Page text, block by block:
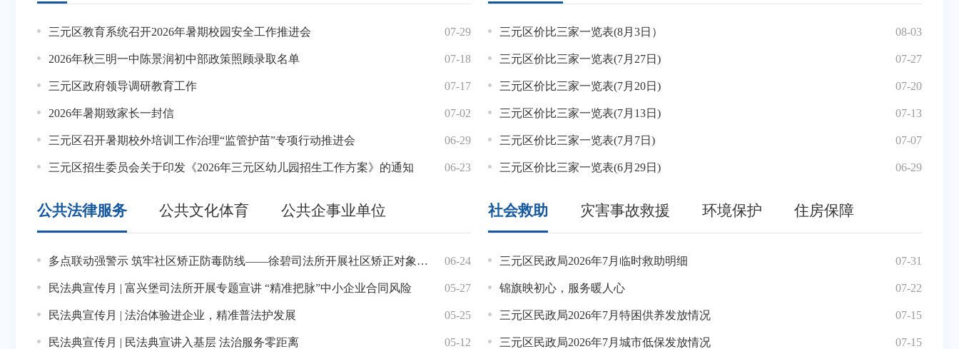
07-29
三元区教育系统召开2026年暑期校园安全工作推进会
07-18
2026年秋三明一中陈景润初中部政策照顾录取名单
07-17
三元区政府领导调研教育工作
07-02
2026年暑期致家长一封信
06-29
三元区召开暑期校外培训工作治理“监管护苗”专项行动推进会
06-23
三元区招生委员会关于印发《2026年三元区幼儿园招生工作方案》的通知
06-17
三明市三元区自然资源局关于区人大十届五次会议第043号代表建议办理情况的答复
06-13
三明市三元区自然资源局关于区人大十届五次会议第005号代表建议办理情况的答复
06-13
三明市三元区自然资源局关于区人大十届五次会议第004号代表建议办理情况的答复
06-13
三明市三元区自然资源局关于区人大十届五次会议第017号代表建议办理情况的答复
06-11
三元区工业和信息化局关于区政协九届五次会议第20262015号委员提案办理情况的答复
06-11
三元区工业和信息化局关于区政协九届五次会议第20262017号委员提案办理情况的答复
福建省
福建省
福建省流
三元区
福建省
三元区
08-03
转发《福建省人力资源和社会保障厅 福建省财政厅 国家税务总局福建省税务局关于明确2026年工伤保险缴费基数上下限的通知》
07-22
三元区杜鹃新村9幢105室公告
07-20
转发《福建省人力资源和社会保障厅关于印发福建省大规模职业技能提升培训行动实施方案》的政策解读
06-22
三元区沪明新村219栋1号公告
06-05
三元区红十字会2025年捐赠审计报告
06-05
三元区岩前镇白叶坑村博爱家园项目专项审计报告
08-03
三元区价比三家一览表(8月3日）
07-27
三元区价比三家一览表(7月27日)
07-20
三元区价比三家一览表(7月20日)
07-13
三元区价比三家一览表(7月13日)
07-07
三元区价比三家一览表(7月7日)
06-29
三元区价比三家一览表(6月29日)
公共法律服务 公共文化体育 公共企事业单位
06-24
多点联动强警示 筑牢社区矫正防毒防线——徐碧司法所开展社区矫正对象集中点验暨禁毒主题教育活动
05-27
民法典宣传月 | 富兴堡司法所开展专题宣讲 “精准把脉”中小企业合同风险
05-25
民法典宣传月 | 法治体验进企业，精准普法护发展
05-12
民法典宣传月 | 民法典宣讲入基层 法治服务零距离
06-30
三元非遗 燃动绿茵
06-18
三元区文旅局召开经营性游泳场所安全生产会议暨溺水应急演练
03-04
三元区文体和旅游局关于拟认定公布第四次全国文物普查中第二批新发现不可移动文物名录的公示
02-24
三明过年，马上有福｜非遗嘉年华热闹启幕，三明年味“潮”起来！
元国资
2026年
2026年
元国资
社会救助 灾害事故救援 环境保护 住房保障
06-10
转发三明市住房和城乡建设局、三明市财政局关于印发《三明市三元区公共租赁住房租金减免暂行办法》的通知
06-03
转发福建省财政厅、福建省住房和城乡建设厅关于下达2026年中央财政农村危房改造补助资金预算的通知（闽财建指[2026]41号）
05-21
转发三明市住建局关于2026年三明市三元区公共租赁住房保障资格复审的通告
04-15
转发财政部、住房城乡建设部关于印发《中央财政农村危房改造补助资金管理办法》的通知（财社[2026]34号）
07-31
三元区民政局2026年7月临时救助明细
07-22
锦旗映初心，服务暖人心
07-15
三元区民政局2026年7月特困供养发放情况
07-15
三元区民政局2026年7月城市低保发放情况